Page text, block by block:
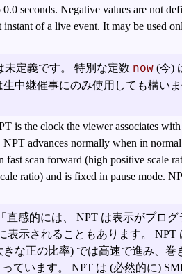
seconds. Negative values are not
of a live event. It may be used
定義です。 特別な定数 now(今)
中継催事にのみ使用しても構い
is the clock the viewer associates with
advances normally when in
fast scan forward (high positive scale
ratio) and is fixed in pause mode.
直感的には、 NPT は表示がプログ
表示されることもあります。 NPT
な正の比率) では高速で進み、巻
ています。 NPT は (必然的に)